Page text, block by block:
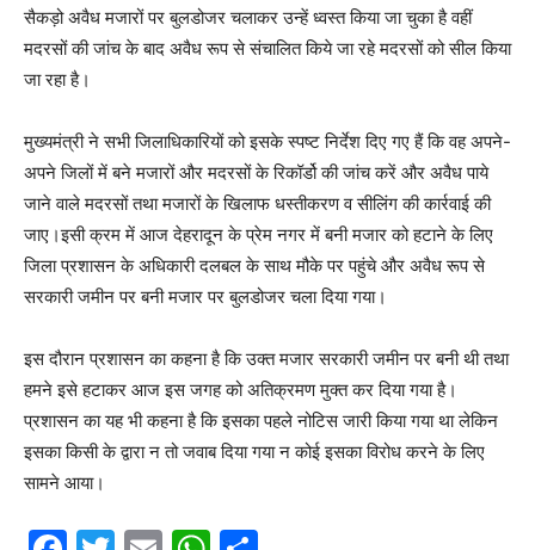
सैकड़ो अवैध मजारों पर बुलडोजर चलाकर उन्हें ध्वस्त किया जा चुका है वहीं
मदरसों की जांच के बाद अवैध रूप से संचालित किये जा रहे मदरसों को सील किया
जा रहा है।
मुख्यमंत्री ने सभी जिलाधिकारियों को इसके स्पष्ट निर्देश दिए गए हैं कि वह अपने-
अपने जिलों में बने मजारों और मदरसों के रिकॉर्डो की जांच करें और अवैध पाये
जाने वाले मदरसों तथा मजारों के खिलाफ धस्तीकरण व सीलिंग की कार्रवाई की
जाए।इसी क्रम में आज देहरादून के प्रेम नगर में बनी मजार को हटाने के लिए
जिला प्रशासन के अधिकारी दलबल के साथ मौके पर पहुंचे और अवैध रूप से
सरकारी जमीन पर बनी मजार पर बुलडोजर चला दिया गया।
इस दौरान प्रशासन का कहना है कि उक्त मजार सरकारी जमीन पर बनी थी तथा
हमने इसे हटाकर आज इस जगह को अतिक्रमण मुक्त कर दिया गया है।
प्रशासन का यह भी कहना है कि इसका पहले नोटिस जारी किया गया था लेकिन
इसका किसी के द्वारा न तो जवाब दिया गया न कोई इसका विरोध करने के लिए
सामने आया।